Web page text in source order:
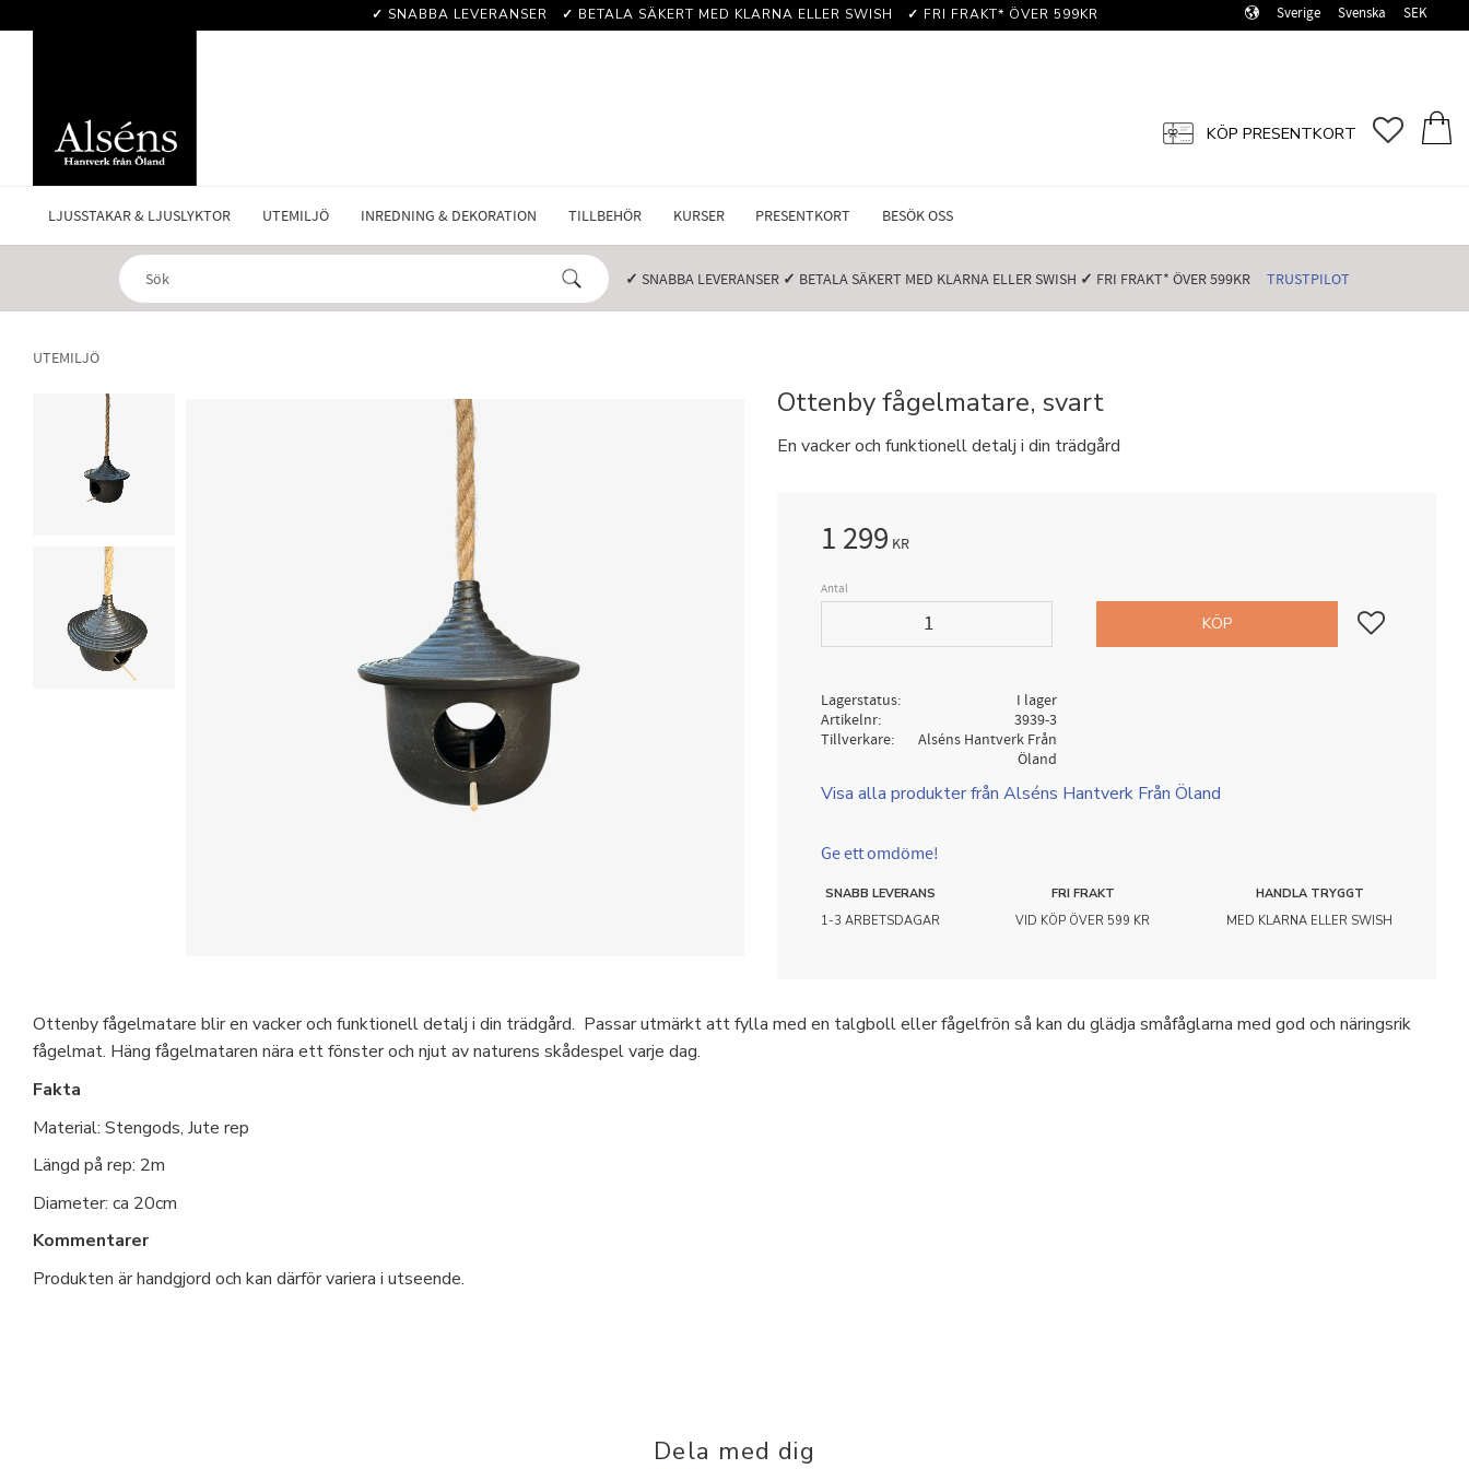
✓ SNABBA LEVERANSER️ ✓ BETALA SÄKERT MED KLARNA ELLER SWISH️ ✓ FRI FRAKT* ÖVER 599KR️ Sverige Svenska SEK
LJUSSTAKAR & LJUSLYKTOR UTEMILJÖ INREDNING & DEKORATION TILLBEHÖR KURSER PRESENTKORT BESÖK OSS
KÖP PRESENTKORT
✓ SNABBA LEVERANSER️ ✓ BETALA SÄKERT MED KLARNA ELLER SWISH️ ✓ FRI FRAKT* ÖVER 599KR️ TRUSTPILOT
UTEMILJÖ
Ottenby fågelmatare, svart
En vacker och funktionell detalj i din trädgård
1 299 KR
Antal
KÖP Lägg till i
Lagerstatus
I lager
Artikelnr
3939-3
Tillverkare
Alséns Hantverk Från
Öland
Visa alla produkter från Alséns Hantverk Från Öland
Ge ett omdöme!
SNABB LEVERANS
1-3 ARBETSDAGAR
FRI FRAKT
VID KÖP ÖVER 599 KR
HANDLA TRYGGT
MED KLARNA ELLER SWISH
Ottenby fågelmatare blir en vacker och funktionell detalj i din trädgård. Passar utmärkt att fylla med en talgboll eller fågelfrön så kan du glädja småfåglarna med god och näringsrik
fågelmat. Häng fågelmataren nära ett fönster och njut av naturens skådespel varje dag.
Fakta
Material: Stengods, Jute rep
Längd på rep: 2m
Diameter: ca 20cm
Kommentarer
Produkten är handgjord och kan därför variera i utseende.
Dela med dig